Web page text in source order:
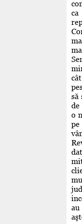
să
de
o
pe
au